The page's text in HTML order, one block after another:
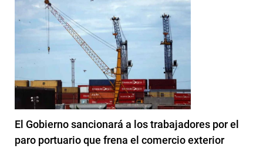
El Gobierno sancionará a los trabajadores por el
paro portuario que frena el comercio exterior